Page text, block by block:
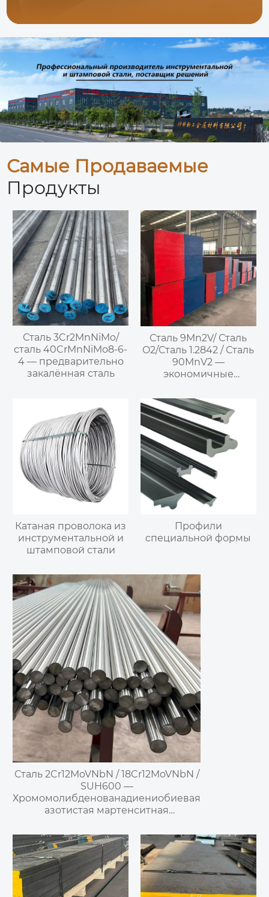
Самые Продаваемые
Продукты
Сталь 3Cr2MnNiMo/
сталь 40CrMnNiMo8-6-
4 — предварительно
закалённая сталь
Сталь 9Mn2V/ Сталь
O2/Сталь 1.2842 / Сталь
90MnV2 —
экономичные
холодноштамповые
стали
Катаная проволока из
инструментальной и
штамповой стали
Профили
специальной формы
Сталь 2Cr12MoVNbN / 18Cr12MoVNbN /
SUH600 —
Хромомолибденованадиениобиевая
азотистая мартенситная